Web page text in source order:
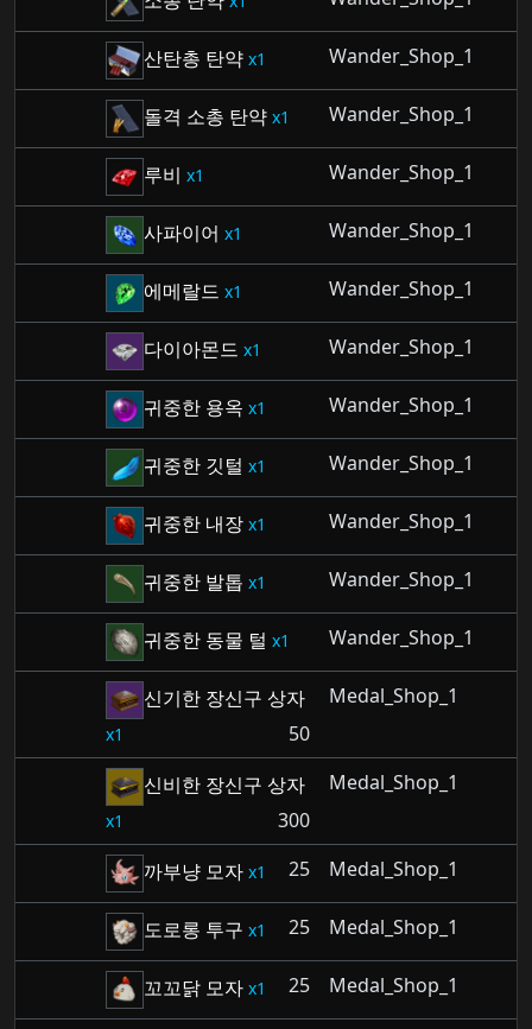
산탄총 탄약 1 Wander_Shop_1
돌격 소총 탄약 1 Wander_Shop_1
루비 1 Wander_Shop_1
사파이어 1 Wander_Shop_1
에메랄드 1 Wander_Shop_1
다이아몬드 1 Wander_Shop_1
귀중한 용옥 1 Wander_Shop_1
귀중한 깃털 1 Wander_Shop_1
귀중한 내장 1 Wander_Shop_1
귀중한 발톱 1 Wander_Shop_1
귀중한 동물 털 1 Wander_Shop_1
신기한 장신구 상자
1 50
Medal_Shop_1
신비한 장신구 상자
1 300
Medal_Shop_1
까부냥 모자 1 25 Medal_Shop_1
도로롱 투구 1 25 Medal_Shop_1
꼬꼬닭 모자 1 25 Medal_Shop_1